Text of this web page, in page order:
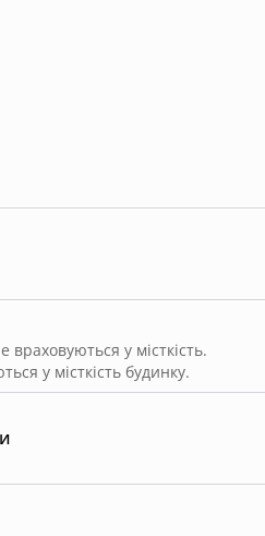
у місткість.
у місткість будинку.